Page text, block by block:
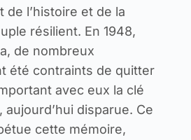
de l’histoire et de la
résilient. En 1948,
de nombreux
été contraints de quitter
avec eux la clé
aujourd’hui disparue. Ce
cette mémoire,